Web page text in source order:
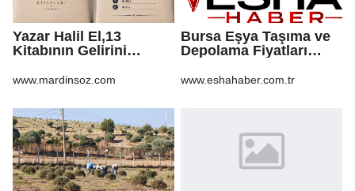
Yazar Halil El,13
Kitabının Gelirini
www.mardinsoz.com
Bursa Eşya Taşıma ve
Depolama Fiyatları
İçin Bilinmesi
www.eshahaber.com.tr